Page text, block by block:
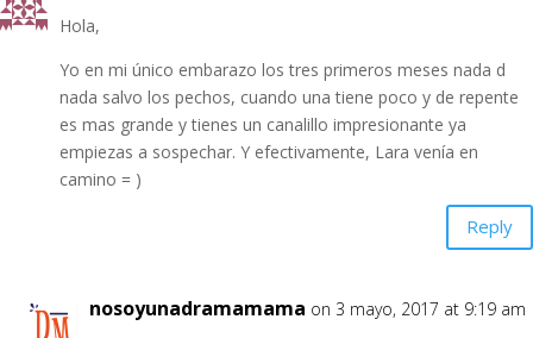
Hola,
Yo en mi único embarazo los tres primeros meses nada d
nada salvo los pechos, cuando una tiene poco y de repente
es mas grande y tienes un canalillo impresionante ya
empiezas a sospechar. Y efectivamente, Lara venía en
camino = )
Reply
nosoyunadramamama on 3 mayo, 2017 at 9:19 am